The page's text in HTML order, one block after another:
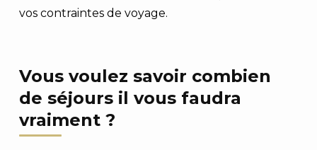
vos contraintes de voyage.
Vous voulez savoir combien
de séjours il vous faudra
vraiment ?